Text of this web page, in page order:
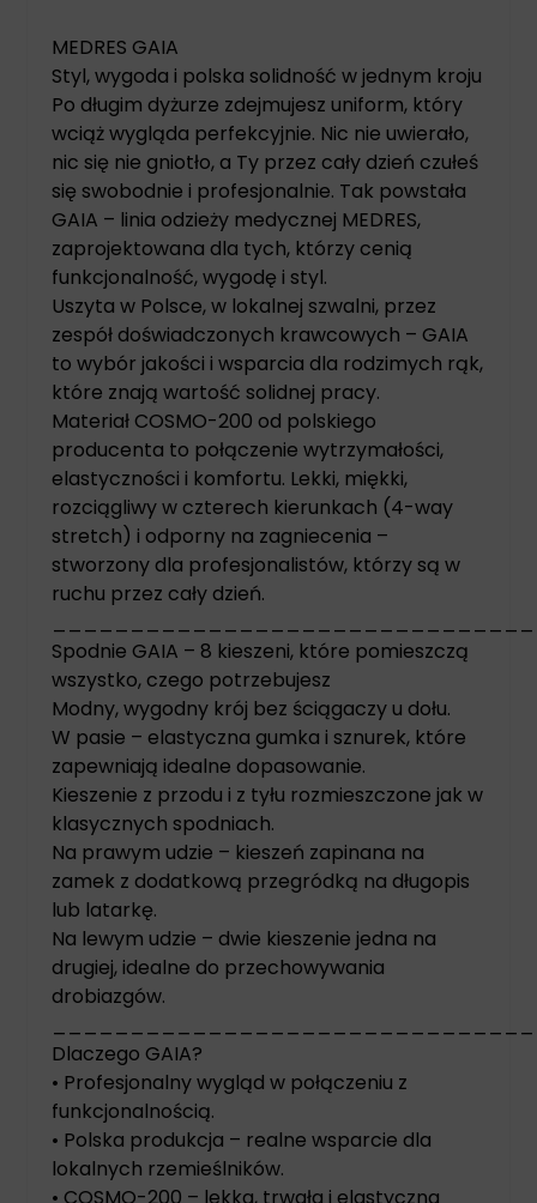
MEDRES GAIA
Styl, wygoda i polska solidność w jednym kroju
Po długim dyżurze zdejmujesz uniform, który
wciąż wygląda perfekcyjnie. Nic nie uwierało,
nic się nie gniotło, a Ty przez cały dzień czułeś
się swobodnie i profesjonalnie. Tak powstała
GAIA – linia odzieży medycznej MEDRES,
zaprojektowana dla tych, którzy cenią
funkcjonalność, wygodę i styl.
Uszyta w Polsce, w lokalnej szwalni, przez
zespół doświadczonych krawcowych – GAIA
to wybór jakości i wsparcia dla rodzimych rąk,
które znają wartość solidnej pracy.
Materiał COSMO-200 od polskiego
producenta to połączenie wytrzymałości,
elastyczności i komfortu. Lekki, miękki,
rozciągliwy w czterech kierunkach (4-way
stretch) i odporny na zagniecenia –
stworzony dla profesjonalistów, którzy są w
ruchu przez cały dzień.
Spodnie GAIA – 8 kieszeni, które pomieszczą
wszystko, czego potrzebujesz
Modny, wygodny krój bez ściągaczy u dołu.
W pasie – elastyczna gumka i sznurek, które
zapewniają idealne dopasowanie.
Kieszenie z przodu i z tyłu rozmieszczone jak w
klasycznych spodniach.
Na prawym udzie – kieszeń zapinana na
zamek z dodatkową przegródką na długopis
lub latarkę.
Na lewym udzie – dwie kieszenie jedna na
drugiej, idealne do przechowywania
drobiazgów.
Dlaczego GAIA?
• Profesjonalny wygląd w połączeniu z
funkcjonalnością.
• Polska produkcja – realne wsparcie dla
lokalnych rzemieślników.
• COSMO-200 – lekka, trwała i elastyczna